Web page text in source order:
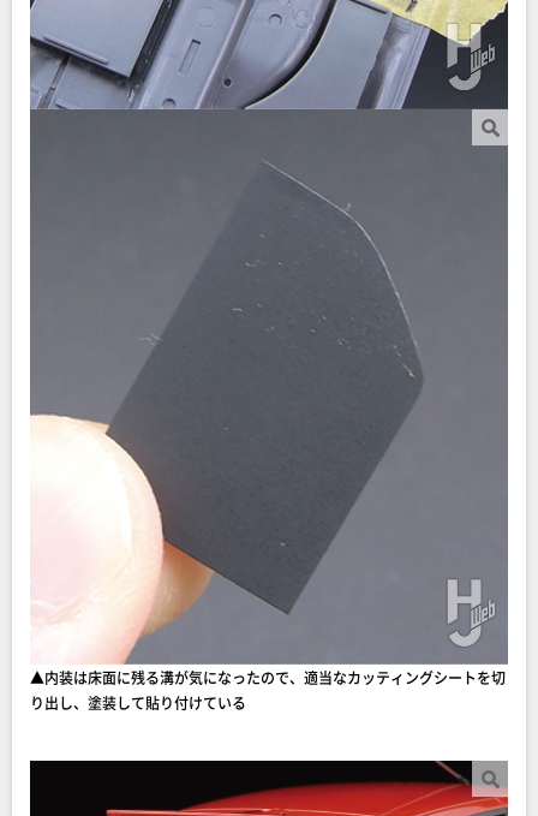
▲内装は床面に残る溝が気になったので、適当なカッティングシートを切
り出し、塗装して貼り付けている